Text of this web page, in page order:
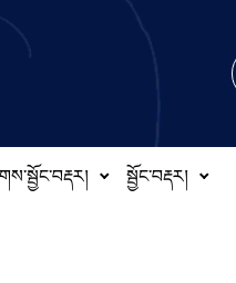
སྦྱོང་བརྡར།